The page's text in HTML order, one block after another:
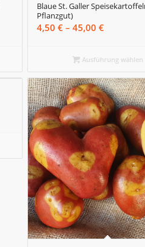
Blaue St. Galler
Pflanzgut)
4,50 € – 45,00 €
bis
45,00 €
Ausführung wählen